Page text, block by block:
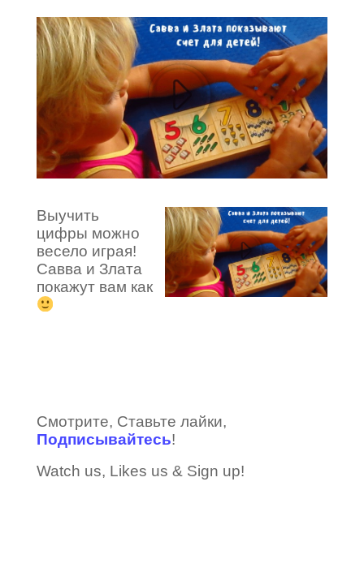
Выучить
цифры можно
весело играя!
Савва и Злата
покажут вам как
Смотрите, Ставьте лайки,
Подписывайтесь!
Watch us, Likes us & Sign up!